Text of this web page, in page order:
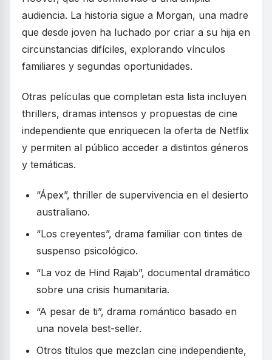
audiencia. La historia sigue a Morgan, una madre
que desde joven ha luchado por criar a su hija en
circunstancias difíciles, explorando vínculos
familiares y segundas oportunidades.
Otras películas que completan esta lista incluyen
thrillers, dramas intensos y propuestas de cine
independiente que enriquecen la oferta de Netflix
y permiten al público acceder a distintos géneros
y temáticas.
“Ápex”, thriller de supervivencia en el desierto
australiano.
“Los creyentes”, drama familiar con tintes de
suspenso psicológico.
“La voz de Hind Rajab”, documental dramático
sobre una crisis humanitaria.
“A pesar de ti”, drama romántico basado en
una novela best-seller.
Otros títulos que mezclan cine independiente,